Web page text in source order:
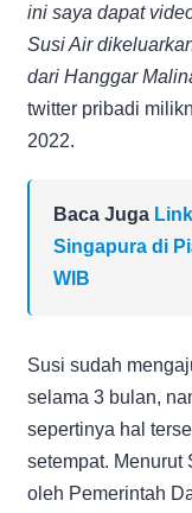
ini saya dapat
Susi Air
dari Hanggar
twitter pribadi
2022.
Baca Juga
Singapura di
WIB
Susi sudah
selama 3 bulan,
sepertinya hal
setempat.
oleh Pemerintah